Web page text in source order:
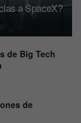
a SpaceX?
de Big Tech
de